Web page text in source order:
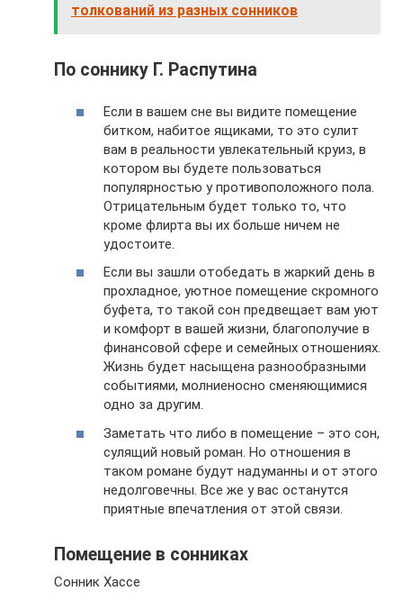
толкований из разных сонников
По соннику Г. Распутина
Если в вашем сне вы видите помещение
битком, набитое ящиками, то это сулит
вам в реальности увлекательный круиз, в
котором вы будете пользоваться
популярностью у противоположного пола.
Отрицательным будет только то, что
кроме флирта вы их больше ничем не
удостоите.
Если вы зашли отобедать в жаркий день в
прохладное, уютное помещение скромного
буфета, то такой сон предвещает вам уют
и комфорт в вашей жизни, благополучие в
финансовой сфере и семейных отношениях.
Жизнь будет насыщена разнообразными
событиями, молниеносно сменяющимися
одно за другим.
Заметать что либо в помещение – это сон,
сулящий новый роман. Но отношения в
таком романе будут надуманны и от этого
недолговечны. Все же у вас останутся
приятные впечатления от этой связи.
Помещение в сонниках
Сонник Хассе